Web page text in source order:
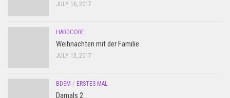
JULY 16, 2017
HARDCORE
Weihnachten mit der Familie
JULY 13, 2017
BDSM / ERSTES MAL
Damals 2